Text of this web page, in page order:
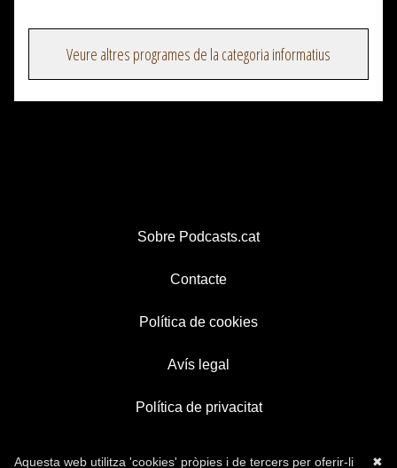
Veure altres programes de la categoria informatius
Sobre Podcasts.cat
Contacte
Política de cookies
Avís legal
Política de privacitat
✖
Aquesta web utilitza 'cookies' pròpies i de tercers per oferir-li